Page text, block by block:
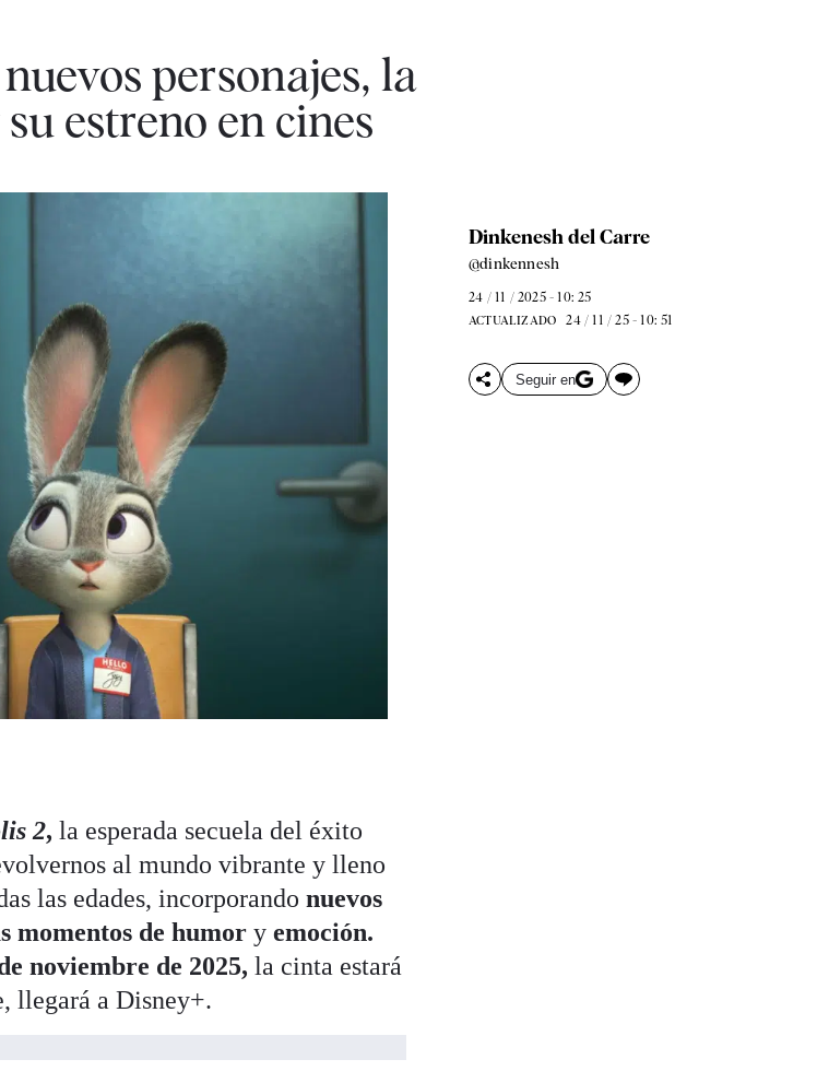
personajes, la
estreno en cines
Dinkenesh del Carre
@dinkennesh
24 / 11 / 2025 - 10: 25
ACTUALIZADO 24 / 11 / 25 - 10: 51
Seguir en
2, la esperada secuela del éxito
al mundo vibrante y lleno
las edades, incorporandonuevos
momentos de humory emoción.
noviembre de 2025, la cinta estará
llegará a Disney+.